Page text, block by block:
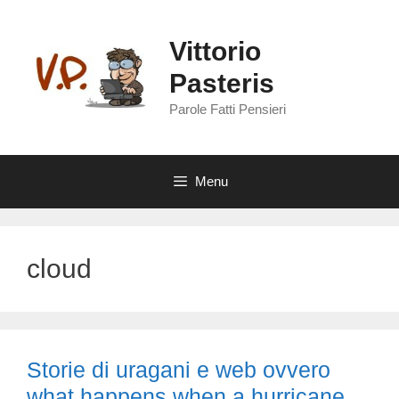
contenuto
Vittorio
Pasteris
Parole Fatti Pensieri
Menu
cloud
Storie di uragani e web ovvero